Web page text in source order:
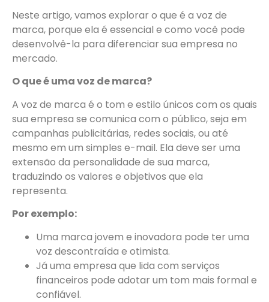
Neste artigo, vamos explorar o que é a voz de
marca, porque ela é essencial e como você pode
desenvolvê-la para diferenciar sua empresa no
mercado.
O que é uma voz de marca?
A voz de marca é o tom e estilo únicos com os quais
sua empresa se comunica com o público, seja em
campanhas publicitárias, redes sociais, ou até
mesmo em um simples e-mail. Ela deve ser uma
extensão da personalidade de sua marca,
traduzindo os valores e objetivos que ela
representa.
Por exemplo:
Uma marca jovem e inovadora pode ter uma
voz descontraída e otimista.
Já uma empresa que lida com serviços
financeiros pode adotar um tom mais formal e
confiável.